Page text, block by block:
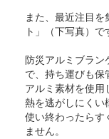
また、最近注目
ト」（下写真）で
防災アルミブラン
で、持ち運びも保
アルミ素材を使用
熱を逃がしにくい
使い終わったらす
ません。